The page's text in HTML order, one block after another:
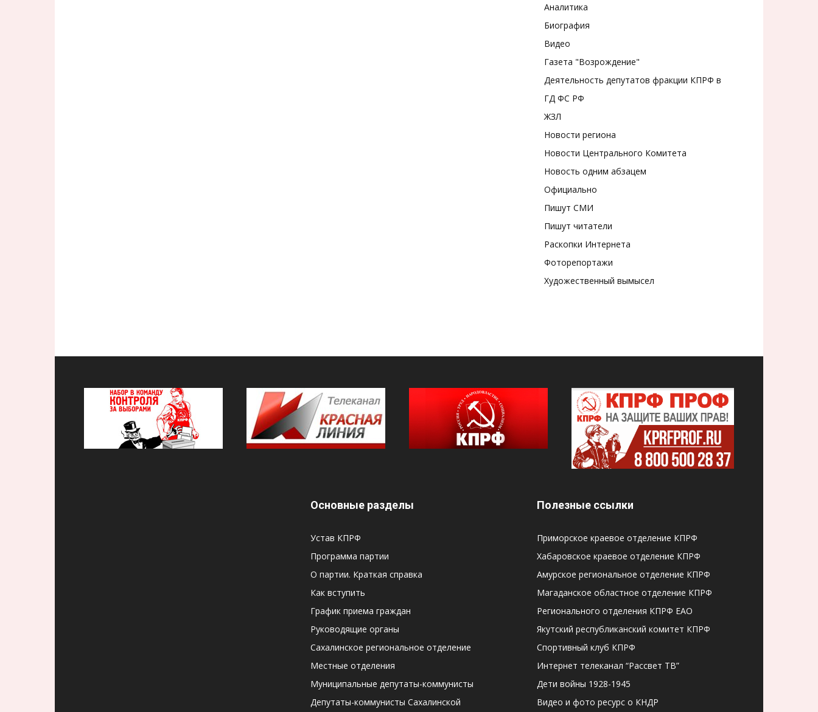
Аналитика
Биография
Видео
Газета "Возрождение"
Деятельность депутатов фракции КПРФ в
ГД ФС РФ
ЖЗЛ
Новости региона
Новости Центрального Комитета
Новость одним абзацем
Официально
Пишут СМИ
Пишут читатели
Раскопки Интернета
Фоторепортажи
Художественный вымысел
Основные разделы
Устав КПРФ
Программа партии
О партии. Краткая справка
Как вступить
График приема граждан
Руководящие органы
Сахалинское региональное отделение
Местные отделения
Муниципальные депутаты-коммунисты
Депутаты-коммунисты Сахалинской
Полезные ссылки
Приморское краевое отделение КПРФ
Хабаровское краевое отделение КПРФ
Амурское региональное отделение КПРФ
Магаданское областное отделение КПРФ
Регионального отделения КПРФ ЕАО
Якутский республиканский комитет КПРФ
Спортивный клуб КПРФ
Интернет телеканал “Рассвет ТВ”
Дети войны 1928-1945
Видео и фото ресурс о КНДР